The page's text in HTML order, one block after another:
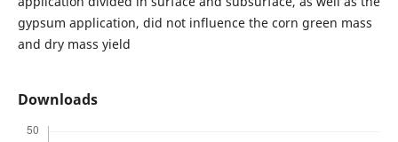
gypsum application, did not influence the corn green mass
and dry mass yield
Downloads